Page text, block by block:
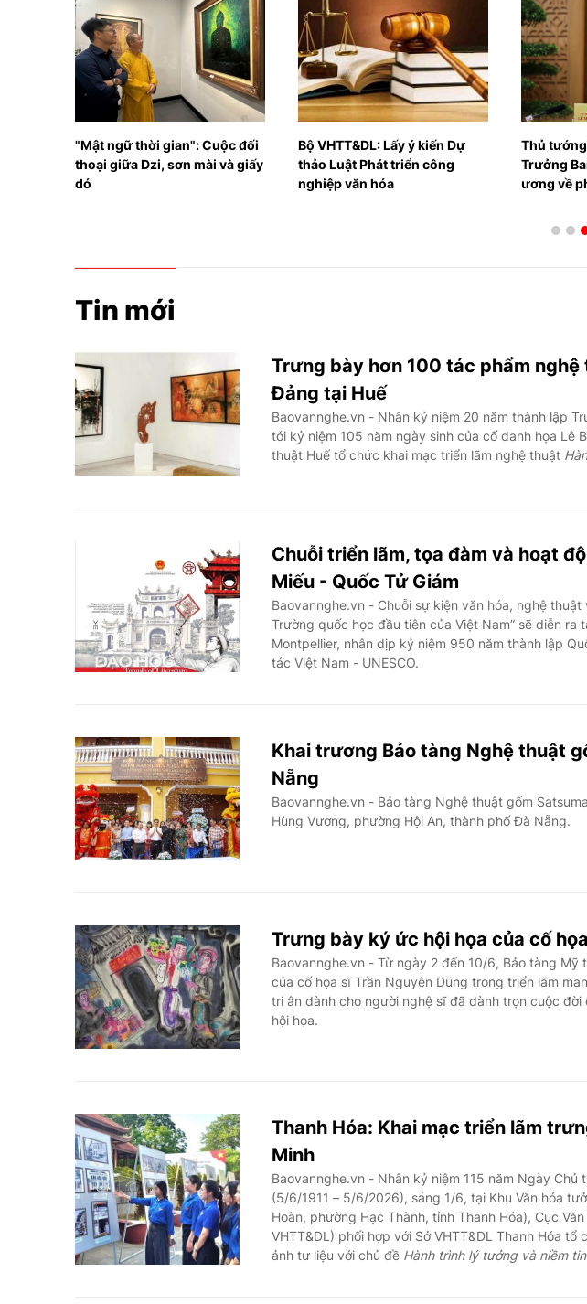
Bộ VHTT&DL: Lấy ý kiến Dự
thảo Luật Phát triển công
nghiệp văn hóa
Thủ tướng Lê Minh Hưng làm
Trưởng Ban Chỉ đạo Trung
ương về phát triển khoa học,
Tiếp tục
thức
Tin mới
Trưng bày hơn 100 tác phẩm nghệ
Đảng tại Huế
Baovannghe.vn - Nhân kỷ niệm 20 năm thành lập
tới kỷ niệm 105 năm ngày sinh của cố danh họa Lê
thuật Huế tổ chức khai mạc triển lãm nghệ thuật
Chuỗi triển lãm, tọa đàm và hoạt
Miếu - Quốc Tử Giám
Baovannghe.vn - Chuỗi sự kiện văn hóa, nghệ
Trường quốc học đầu tiên của Việt Nam” sẽ diễn ra
Montpellier, nhân dịp kỷ niệm 950 năm thành lập
tác Việt Nam - UNESCO.
Khai trương Bảo tàng Nghệ thuật
Nẵng
Baovannghe.vn - Bảo tàng Nghệ thuật gốm
Hùng Vương, phường Hội An, thành phố Đà Nẵng.
Trưng bày ký ức hội họa của cố
Baovannghe.vn - Từ ngày 2 đến 10/6, Bảo tàng
của cố họa sĩ Trần Nguyên Dũng trong triển lãm
tri ân dành cho người nghệ sĩ đã dành trọn cuộc
hội họa.
Thanh Hóa: Khai mạc triển lãm
Minh
Baovannghe.vn - Nhân kỷ niệm 115 năm Ngày
(5/6/1911 – 5/6/2026), sáng 1/6, tại Khu Văn hóa
Hoàn, phường Hạc Thành, tỉnh Thanh Hóa), Cục
VHTT&DL) phối hợp với Sở VHTT&DL Thanh Hóa
ảnh tư liệu với chủ đề Hành trình lý tưởng và niềm tin